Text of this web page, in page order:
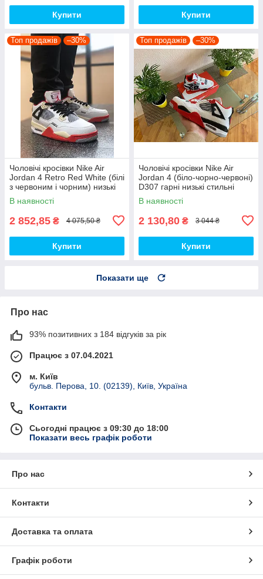
Купити Купити
Топ продажів –30%
Чоловічі кросівки Nike Air
Jordan 4 Retro Red White (білі
з червоним і чорним) низькі
демі кроси PD7361 топ
В наявності
2 852,85 ₴ 4 075,50 ₴
Купити
Топ продажів –30%
Чоловічі кросівки Nike Air
Jordan 4 (біло-чорно-червоні)
D307 гарні низькі стильні
кроси топ
В наявності
2 130,80 ₴ 3 044 ₴
Купити
Показати ще
Про нас
93% позитивних з 184 відгуків за рік
Працює з 07.04.2021
м. Київ
бульв. Перова, 10. (02139), Київ, Україна
Контакти
Сьогодні працює з 09:30 до 18:00
Показати весь графік роботи
Про нас
Контакти
Доставка та оплата
Графік роботи